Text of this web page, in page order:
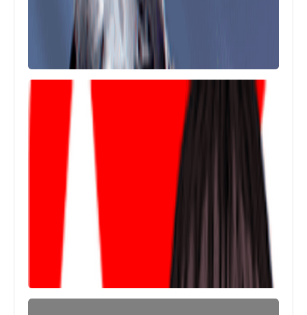
تحميل Apex Legends Mobile‏ لأجهزة
XAPK Android من taptap
تحميل فري فاير الهيجان Free Fire:
Rampage أصدار 1.90.1 لأجهزة iPhone
و iPad